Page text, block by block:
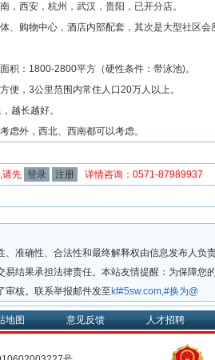
，西安，杭州，武汉，贵阳，已开分店。
、购物中心，酒店内部配套，其次是大型社区
积：1800-2800平方（硬性条件：带泳池)。
便，3公里范围内常住人口20万人以上。
越长越好。
虑外，西北、西南都可以考虑。
请先 登录 注册
详情咨询：0571-87989937
准确性、合法性和最终解释权由信息发布人负责
结果承担法律责任。本站友情提醒：为保障您
审核。联系举报邮件发至 kf#5sw.com,#换为@
地图 意见反馈 人才招聘